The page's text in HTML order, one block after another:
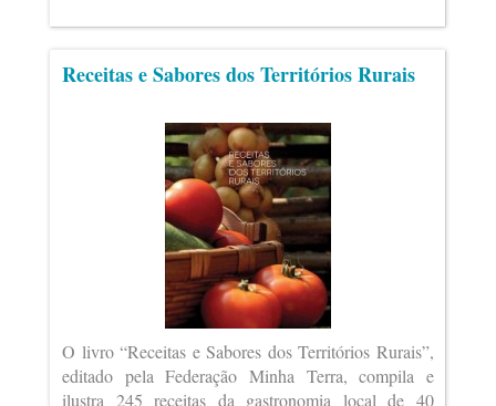
Receitas e Sabores dos Territórios Rurais
O livro “Receitas e Sabores dos Territórios Rurais”,
editado pela Federação Minha Terra, compila e
ilustra 245 receitas da gastronomia local de 40